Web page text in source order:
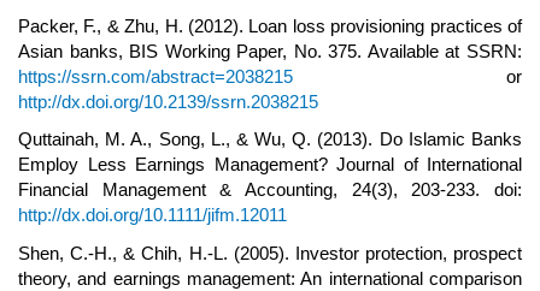
Packer, F., & Zhu, H. (2012). Loan loss provisioning practices of
Asian banks, BIS Working Paper, No. 375. Available at SSRN:
https://ssrn.com/abstract=2038215 or
http://dx.doi.org/10.2139/ssrn.2038215
Quttainah, M. A., Song, L., & Wu, Q. (2013). Do Islamic Banks
Employ Less Earnings Management? Journal of International
Financial Management & Accounting, 24(3), 203-233. doi:
http://dx.doi.org/10.1111/jifm.12011
Shen, C.-H., & Chih, H.-L. (2005). Investor protection, prospect
theory, and earnings management: An international comparison